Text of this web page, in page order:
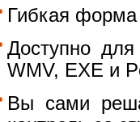
Гибкая форма
Доступно
WMV, EXE и
Вы сами